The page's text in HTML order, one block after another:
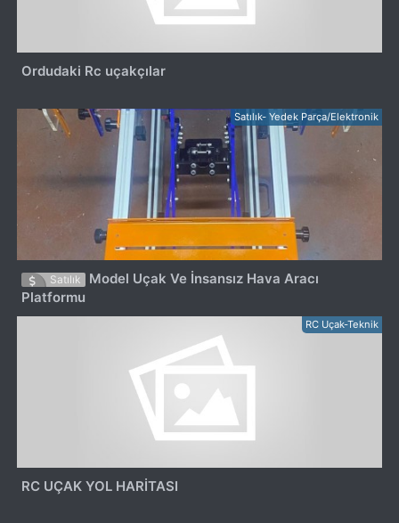
Ordudaki Rc uçakçılar
Satılık- Yedek Parça/Elektronik
Satılık
Model Uçak Ve İnsansız Hava Aracı
Platformu
RC Uçak-Teknik
RC UÇAK YOL HARİTASI